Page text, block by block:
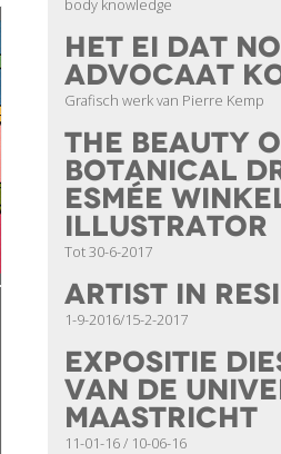
body knowledge
Het ei dat
advocaat
Grafisch werk van Pierre Kemp
The Beauty
Botanical
Esmée
illustrator
Tot 30-6-2017
Artist in
1-9-2016/15-2-2017
Expositie
van de
Maastricht
11-01-16 / 10-06-16